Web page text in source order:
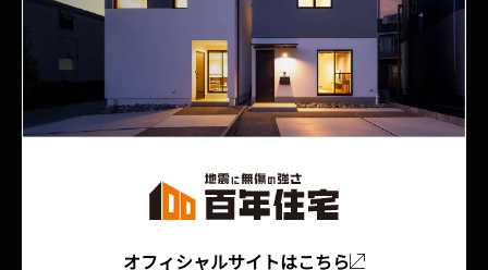
オフィシャルサイトはこちら